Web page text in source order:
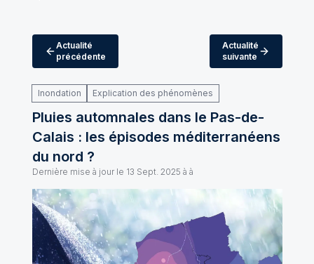
Actualité
précédente
Actualité
suivante
Inondation Explication des phénomènes
Pluies automnales dans le Pas-de-
Calais : les épisodes méditerranéens
du nord ?
Dernière mise à jour le 13 Sept. 2025 à à